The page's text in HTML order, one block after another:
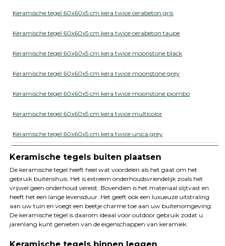
Keramische tegel 60x60x5 cm kera twice cerabeton gris
Keramische tegel 60x60x5 cm kera twice cerabeton taupe
Keramische tegel 60x60x5 cm kera twice moonstone black
Keramische tegel 60x60x5 cm kera twice moonstone grey
Keramische tegel 60x60x5 cm kera twice moonstone piombo
Keramische tegel 60x60x5 cm kera twice multicolor
Keramische tegel 60x60x5 cm kera twice unica grey
Keramische tegels buiten plaatsen
De keramische tegel heeft heel wat voordelen als het gaat om het
gebruik buitenshuis. Het is extreem onderhoudsvriendelijk zoals het
vrijwel geen onderhoud vereist. Bovendien is het materiaal slijtvast en
heeft het een lange levensduur. Het geeft ook een luxueuze uitstraling
aan uw tuin en voegt een beetje charme toe aan uw buitenomgeving.
De keramische tegel is daarom ideaal voor outdoor gebruik zodat u
jarenlang kunt genieten van de eigenschappen van keramiek.